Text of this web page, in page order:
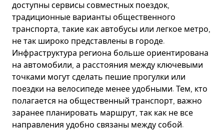
доступны сервисы совместных поездок,
традиционные варианты общественного
транспорта, такие как автобусы или легкое метро,
не так широко представлены в городе.
Инфраструктура региона больше ориентирована
на автомобили, а расстояния между ключевыми
точками могут сделать пешие прогулки или
поездки на велосипеде менее удобными. Тем, кто
полагается на общественный транспорт, важно
заранее планировать маршрут, так как не все
направления удобно связаны между собой.